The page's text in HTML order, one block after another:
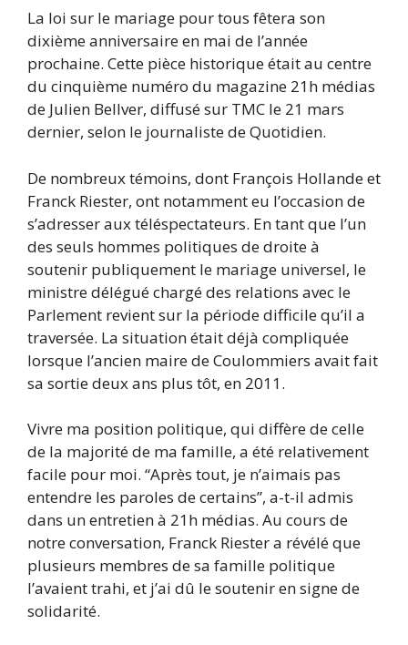
La loi sur le mariage pour tous fêtera son
dixième anniversaire en mai de l’année
prochaine. Cette pièce historique était au centre
du cinquième numéro du magazine 21h médias
de Julien Bellver, diffusé sur TMC le 21 mars
dernier, selon le journaliste de Quotidien.
De nombreux témoins, dont François Hollande et
Franck Riester, ont notamment eu l’occasion de
s’adresser aux téléspectateurs. En tant que l’un
des seuls hommes politiques de droite à
soutenir publiquement le mariage universel, le
ministre délégué chargé des relations avec le
Parlement revient sur la période difficile qu’il a
traversée. La situation était déjà compliquée
lorsque l’ancien maire de Coulommiers avait fait
sa sortie deux ans plus tôt, en 2011.
Vivre ma position politique, qui diffère de celle
de la majorité de ma famille, a été relativement
facile pour moi. “Après tout, je n’aimais pas
entendre les paroles de certains”, a-t-il admis
dans un entretien à 21h médias. Au cours de
notre conversation, Franck Riester a révélé que
plusieurs membres de sa famille politique
l’avaient trahi, et j’ai dû le soutenir en signe de
solidarité.